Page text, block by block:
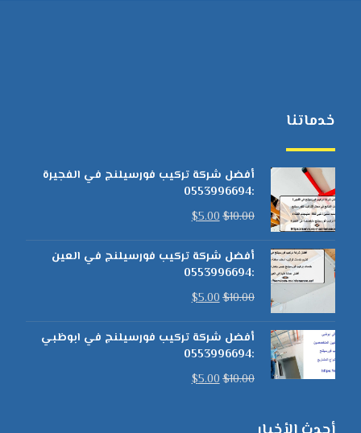
خدماتنا
أفضل شركة تركيب فورسيلنج في الفجيرة
:0553996694
$10.00
$5.00
أفضل شركة تركيب فورسيلنج في العين
:0553996694
$10.00
$5.00
أفضل شركة تركيب فورسيلنج في ابوظبي
:0553996694
$10.00
$5.00